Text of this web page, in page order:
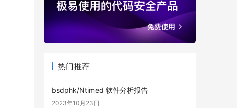
热门推荐
bsdphk/Ntimed 软件分析报告
2023年10月23日